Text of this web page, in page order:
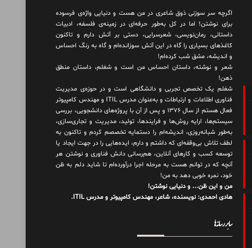
اگرچه سر سوزنی ذوق شاعری در من هست و دنیایی واژه‌‌ی فرسوده
برای نوشتن! اما در کل به‌طور حرفه‌ای در زمینه‌ی فلسفه، ادبیات
داستانی، رمان‌نویسی، شعرسرایی، دستی بر آتش دارم و تاکنون
کاغذهای بسیاری را گاه در این آتش سوزانده‌ام و گاه به رنگ احساس
و اندیشه، مشق شب کرده‌ام!
شعر و نوشته، داستان احساس من است و شغلم، داستان منطق
ذهن!
شغلم یک تخصص تجربی و دانشگاهی است و در حوزه‌ی مدیریت
فناوری اطلاعات و ارتباطات و به‌عنوان مدرس ITIL و مهندس کامپیوتر
فعال هستم از سال ۱۳۷۶ و پس از آن با پروژه‌های دانشجویی، بررسی
سیستم‌ها، ارایه روش‌ها و فرایندها، تولید، مدیریت و تجاری‌سازی،
به‌طور شبانه‌روزی، اندیشه‌ام را دستمایه تخصصم کردم و تاکنون به
لطف تلاش بی‌وقفه‌ای که داشتم و دارم، اید‌ه‌هایی را در جهت ایجاد یا
توسعه کسب و کارهای آنلاین، هم‌رسانی دانش فناوری و نوشتن هر
آنچه که در توانم هست به مرحله اجرا درآورده‌ام تا شاید دلم به ظن
خود، نمره خوبی دهد به من!
من و این ظن... و دنیایی نوشتن!
هادی احمدی: نویسنده، شاعر، مهندس کامپیوتر و مدرس ITIL.
سایر رسانه‌ها